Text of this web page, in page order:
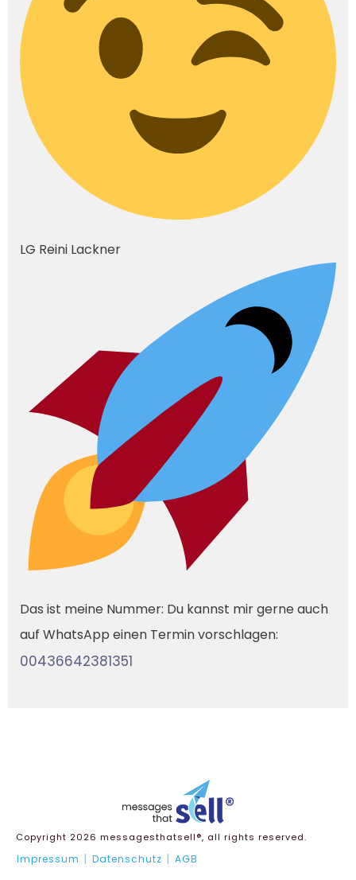
LG Reini Lackner
Das ist meine Nummer: Du kannst mir gerne auch
auf WhatsApp einen Termin vorschlagen:
00436642381351
Copyright 2026 messagesthatsell®, all rights reserved.
Impressum | Datenschutz | AGB